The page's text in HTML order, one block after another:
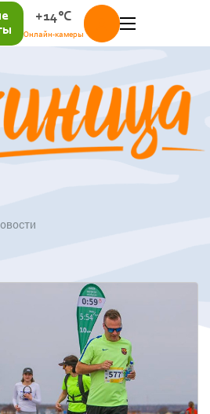
+14°C
Онлайн-камеры